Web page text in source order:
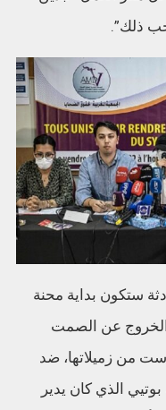
ذلك”.
ستكون بداية محنة
الخروج عن الصمت
من زميلاتها، ضد
الذي كان يدير